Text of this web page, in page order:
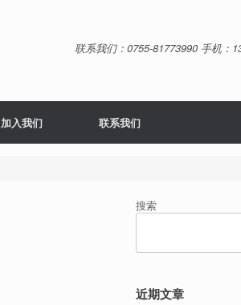
联系我们：0755-81773990 手机：
加入我们 联系我们
搜索
近期文章